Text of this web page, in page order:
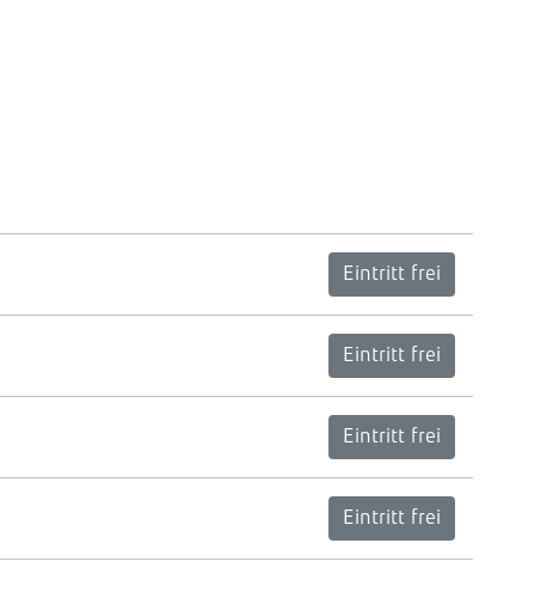
Eintritt frei
Eintritt frei
Eintritt frei
Eintritt frei